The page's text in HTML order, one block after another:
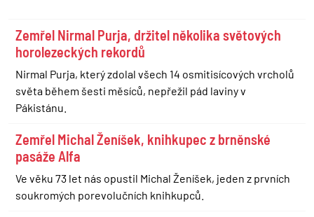
Zemřel Nirmal Purja, držitel několika světových
horolezeckých rekordů
Nirmal Purja, který zdolal všech 14 osmitisícových vrcholů
světa během šesti měsíců, nepřežil pád laviny v
Pákistánu.
Zemřel Michal Ženíšek, knihkupec z brněnské
pasáže Alfa
Ve věku 73 let nás opustil Michal Ženíšek, jeden z prvních
soukromých porevolučních knihkupců.